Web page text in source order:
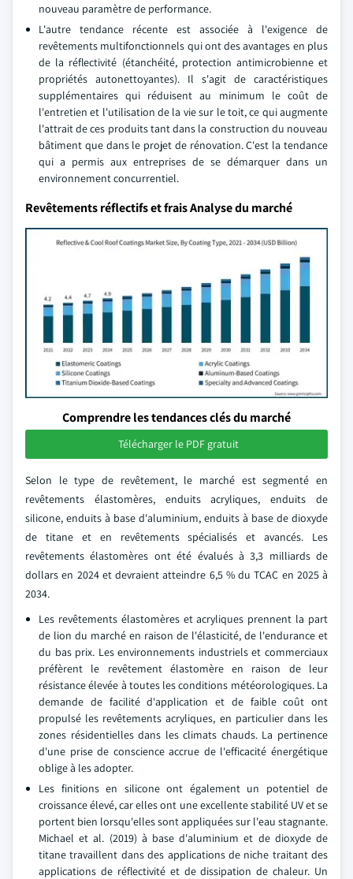
nouveau paramètre de performance.
L'autre tendance récente est associée à l'exigence de
revêtements multifonctionnels qui ont des avantages en plus
de la réflectivité (étanchéité, protection antimicrobienne et
propriétés autonettoyantes). Il s'agit de caractéristiques
supplémentaires qui réduisent au minimum le coût de
l'entretien et l'utilisation de la vie sur le toit, ce qui augmente
l'attrait de ces produits tant dans la construction du nouveau
bâtiment que dans le projet de rénovation. C'est la tendance
qui a permis aux entreprises de se démarquer dans un
environnement concurrentiel.
Revêtements réflectifs et frais Analyse du marché
Comprendre les tendances clés du marché
Télécharger le PDF gratuit
Selon le type de revêtement, le marché est segmenté en
revêtements élastomères, enduits acryliques, enduits de
silicone, enduits à base d'aluminium, enduits à base de dioxyde
de titane et en revêtements spécialisés et avancés. Les
revêtements élastomères ont été évalués à 3,3 milliards de
dollars en 2024 et devraient atteindre 6,5 % du TCAC en 2025 à
2034.
Les revêtements élastomères et acryliques prennent la part
de lion du marché en raison de l'élasticité, de l'endurance et
du bas prix. Les environnements industriels et commerciaux
préfèrent le revêtement élastomère en raison de leur
résistance élevée à toutes les conditions météorologiques. La
demande de facilité d'application et de faible coût ont
propulsé les revêtements acryliques, en particulier dans les
zones résidentielles dans les climats chauds. La pertinence
d'une prise de conscience accrue de l'efficacité énergétique
oblige à les adopter.
Les finitions en silicone ont également un potentiel de
croissance élevé, car elles ont une excellente stabilité UV et se
portent bien lorsqu'elles sont appliquées sur l'eau stagnante.
Michael et al. (2019) à base d'aluminium et de dioxyde de
titane travaillent dans des applications de niche traitant des
applications de réflectivité et de dissipation de chaleur. Un